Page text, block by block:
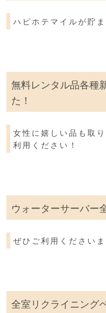
ハピホテマイルが貯
無料レンタル品各種
た！
女性に嬉しい品も取
利用ください！
ウォーターサーバー
ぜひご利用ください
全室リクライニング